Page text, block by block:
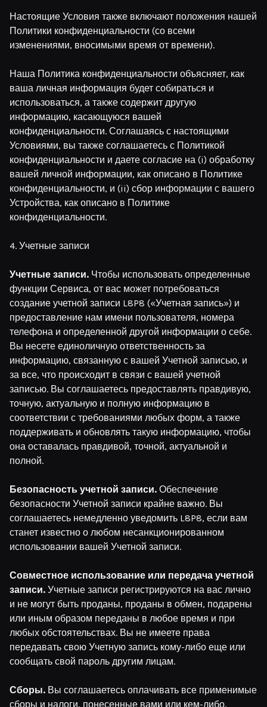
Настоящие Условия также включают положения нашей
Политики конфиденциальности (со всеми
изменениями, вносимыми время от времени).
Наша Политика конфиденциальности объясняет, как
ваша личная информация будет собираться и
использоваться, а также содержит другую
информацию, касающуюся вашей
конфиденциальности. Соглашаясь с настоящими
Условиями, вы также соглашаетесь с Политикой
конфиденциальности и даете согласие на (i) обработку
вашей личной информации, как описано в Политике
конфиденциальности, и (ii) сбор информации с вашего
Устройства, как описано в Политике
конфиденциальности.
4. Учетные записи
Учетные записи. Чтобы использовать определенные
функции Сервиса, от вас может потребоваться
создание учетной записи L8P8 («Учетная запись») и
предоставление нам имени пользователя, номера
телефона и определенной другой информации о себе.
Вы несете единоличную ответственность за
информацию, связанную с вашей Учетной записью, и
за все, что происходит в связи с вашей учетной
записью. Вы соглашаетесь предоставлять правдивую,
точную, актуальную и полную информацию в
соответствии с требованиями любых форм, а также
поддерживать и обновлять такую информацию, чтобы
она оставалась правдивой, точной, актуальной и
полной.
Безопасность учетной записи. Обеспечение
безопасности Учетной записи крайне важно. Вы
соглашаетесь немедленно уведомить L8P8, если вам
станет известно о любом несанкционированном
использовании вашей Учетной записи.
Совместное использование или передача учетной
записи. Учетные записи регистрируются на вас лично
и не могут быть проданы, проданы в обмен, подарены
или иным образом переданы в любое время и при
любых обстоятельствах. Вы не имеете права
передавать свою Учетную запись кому-либо еще или
сообщать свой пароль другим лицам.
Сборы. Вы соглашаетесь оплачивать все применимые
сборы и налоги, понесенные вами или кем-либо,